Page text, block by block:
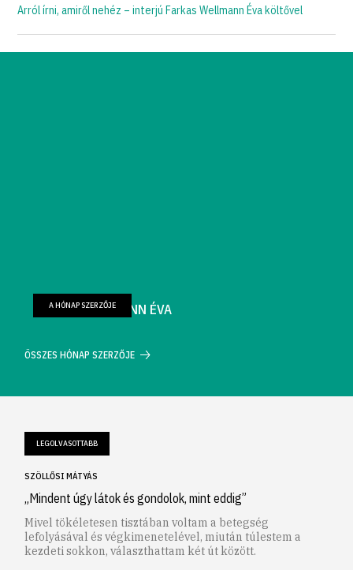
Arról írni, amiről nehéz – interjú Farkas Wellmann Éva költővel
FARKAS WELLMANN ÉVA
A HÓNAP SZERZŐJE
ÖSSZES HÓNAP SZERZŐJE
LEGOLVASOTTABB
SZÖLLŐSI MÁTYÁS
„Mindent úgy látok és gondolok, mint eddig”
Mivel tökéletesen tisztában voltam a betegség
lefolyásával és végkimenetelével, miután túlestem a
kezdeti sokkon, választhattam két út között.